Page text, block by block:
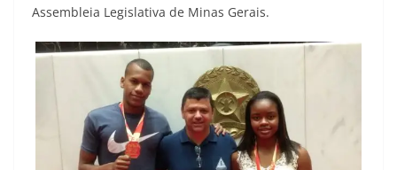
Assembleia Legislativa de Minas Gerais.